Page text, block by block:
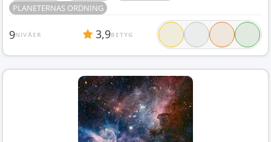
PLANETERNAS ORDNING
9NIVÅER 3,9BETYG